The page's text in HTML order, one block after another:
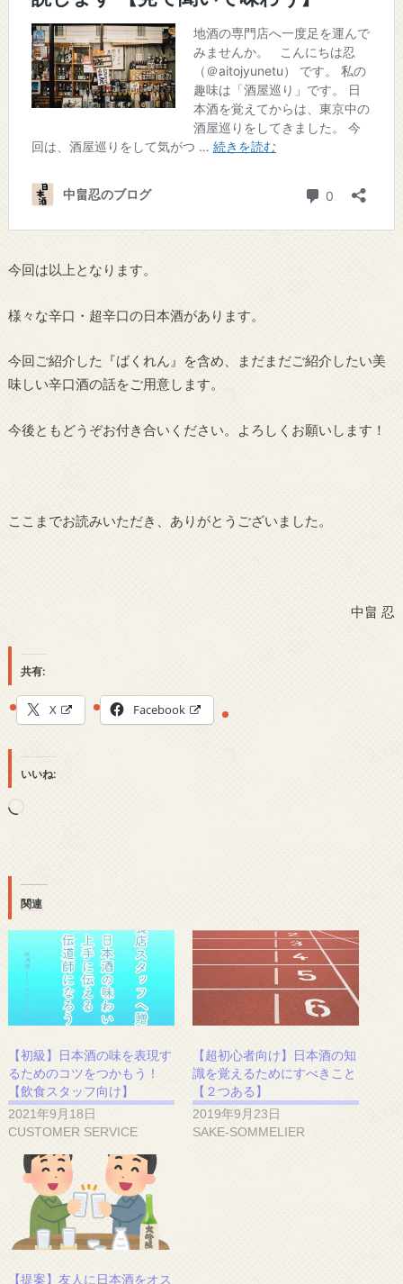
今回は以上となります。
様々な辛口・超辛口の日本酒があります。
今回ご紹介した『ばくれん』を含め、まだまだご紹介したい美
味しい辛口酒の話をご用意します。
今後ともどうぞお付き合いください。よろしくお願いします！
ここまでお読みいただき、ありがとうございました。
中畠 忍
共有:
X Facebook
いいね:
関連
【初級】日本酒の味を表現す
るためのコツをつかもう！
【飲食スタッフ向け】
2021年9月18日
CUSTOMER SERVICE
【超初心者向け】日本酒の知
識を覚えるためにすべきこと
【２つある】
2019年9月23日
SAKE-SOMMELIER
【提案】友人に日本酒をオス